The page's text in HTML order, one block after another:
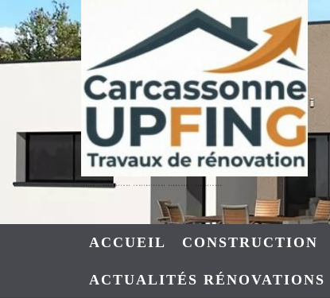
to
content
ACCUEIL CONSTRUCTION
ACTUALITÉS RÉNOVATIONS